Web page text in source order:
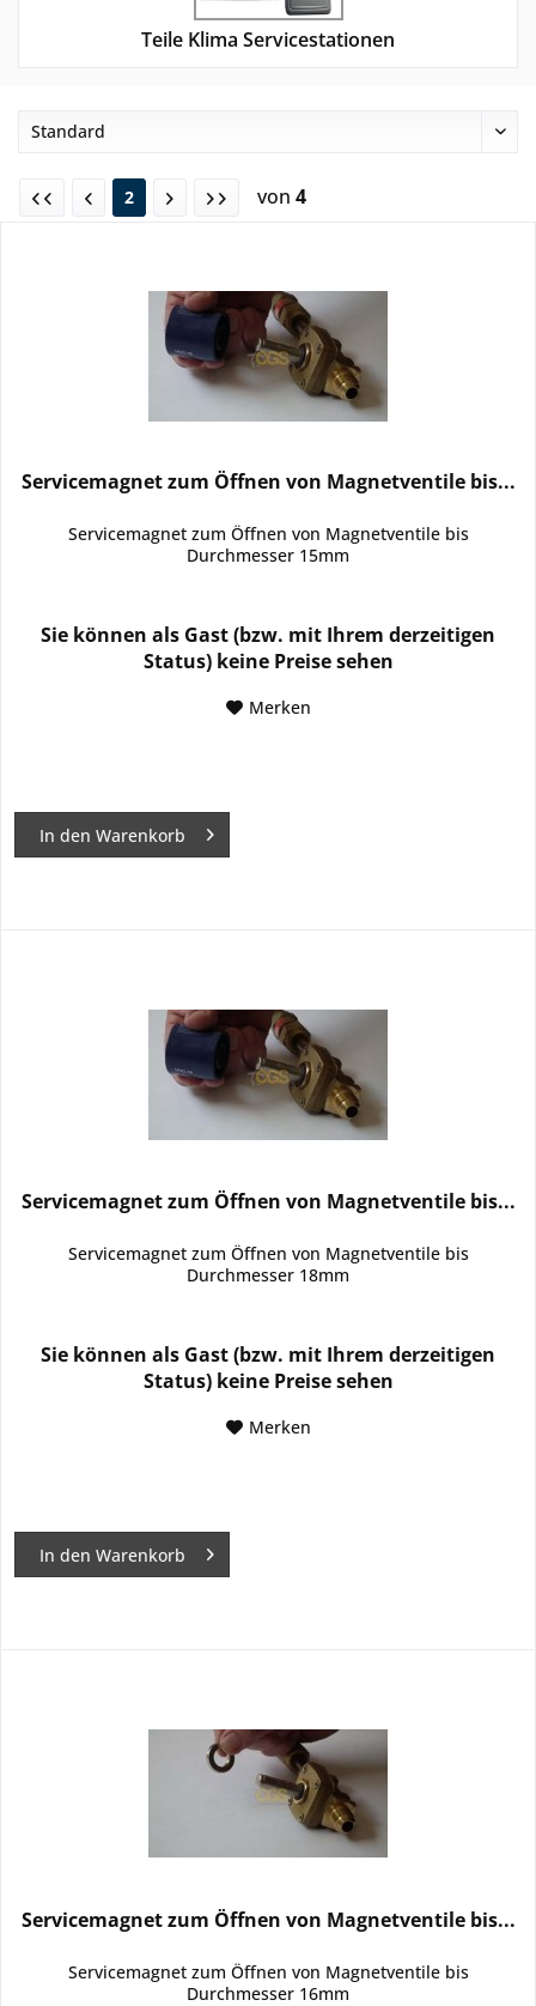
Teile Klima Servicestationen
2 von 4
Servicemagnet zum Öffnen von Magnetventile bis...
Servicemagnet zum Öffnen von Magnetventile bis
Durchmesser 15mm
Sie können als Gast (bzw. mit Ihrem derzeitigen
Status) keine Preise sehen
Merken
In den Warenkorb
Servicemagnet zum Öffnen von Magnetventile bis...
Servicemagnet zum Öffnen von Magnetventile bis
Durchmesser 18mm
Sie können als Gast (bzw. mit Ihrem derzeitigen
Status) keine Preise sehen
Merken
In den Warenkorb
Servicemagnet zum Öffnen von Magnetventile bis...
Servicemagnet zum Öffnen von Magnetventile bis
Durchmesser 16mm